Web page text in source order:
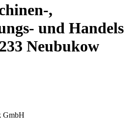
,
und Handels
Neubukow
GmbH